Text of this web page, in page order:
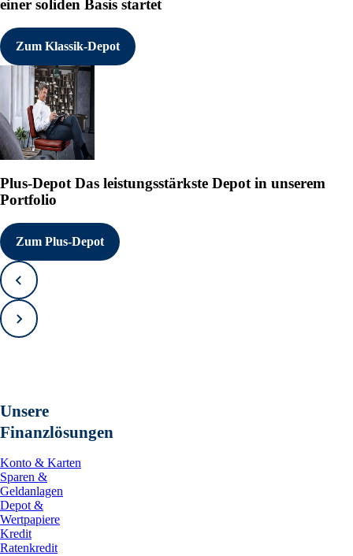
einer soliden Basis startet
Zum Klassik-Depot
Plus-Depot Das leistungsstärkste Depot in unserem
Portfolio
Zum Plus-Depot
Zurück
Vorwärts
Unsere
Finanzlösungen
Konto & Karten
Sparen &
Geldanlagen
Depot &
Wertpapiere
Kredit
Ratenkredit